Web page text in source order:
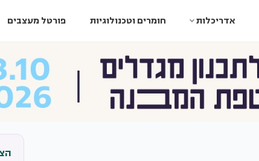
אדריכלות חומרים וטכנולוגיות פורטל מעצבים